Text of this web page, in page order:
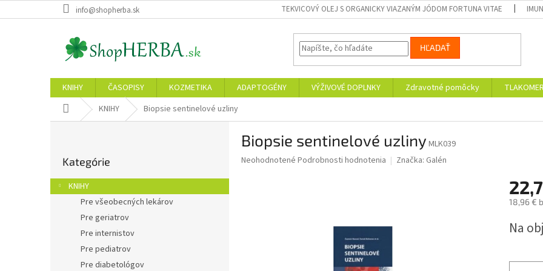
na
info@shopherba.sk TEKVICOVÝ OLEJ S ORGANICKY VIAZANÝM JÓDOM FORTUNA VITAE
HĽADAŤ
KNIHY ČASOPISY KOZMETIKA ADAPTOGÉNY VÝŽIVOVÉ DOPLNKY Zdravotné pomôcky
DomovKNIHY Biopsie sentinelové uzliny
ý
p
kategórie
Kategórie
KNIHY
Pre všeobecných lekárov
Pre geriatrov
Pre internistov
Pre pediatrov
Pre diabetológov
Biopsie sentinelové uzliny MLK039
Priemerné
Neohodnotené Podrobnosti hodnotenia Značka: Galén
18,96 €
cena:
Na